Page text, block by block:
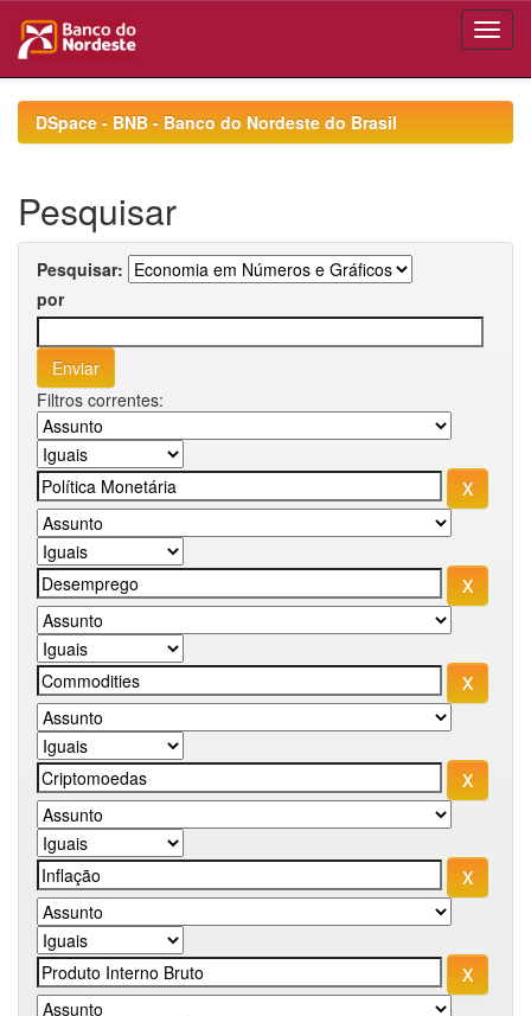
navigationDSpace - BNB - Banco do Nordeste do Brasil
Pesquisar
Pesquisar:
por
Filtros correntes: